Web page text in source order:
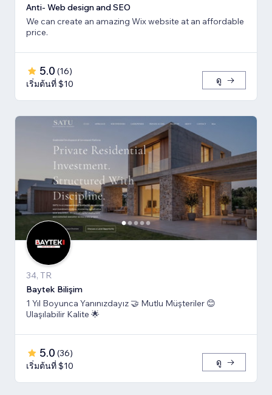
Anti- Web design and SEO
We can create an amazing Wix website at an affordable
price.
5.0 (16)
เริ่มต้นที่ $10
ดู
34, TR
Baytek Bilişim
1 Yıl Boyunca Yanınızdayız 🤝 Mutlu Müşteriler 😊
Ulaşılabilir Kalite 🌟
5.0 (36)
เริ่มต้นที่ $10
ดู